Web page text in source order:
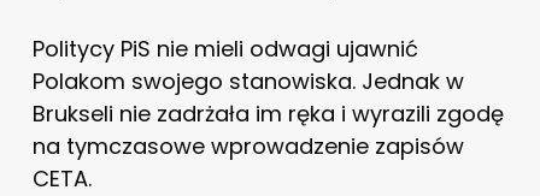
Politycy PiS nie mieli odwagi ujawnić
Polakom swojego stanowiska. Jednak w
Brukseli nie zadrżała im ręka i wyrazili zgodę
na tymczasowe wprowadzenie zapisów
CETA.